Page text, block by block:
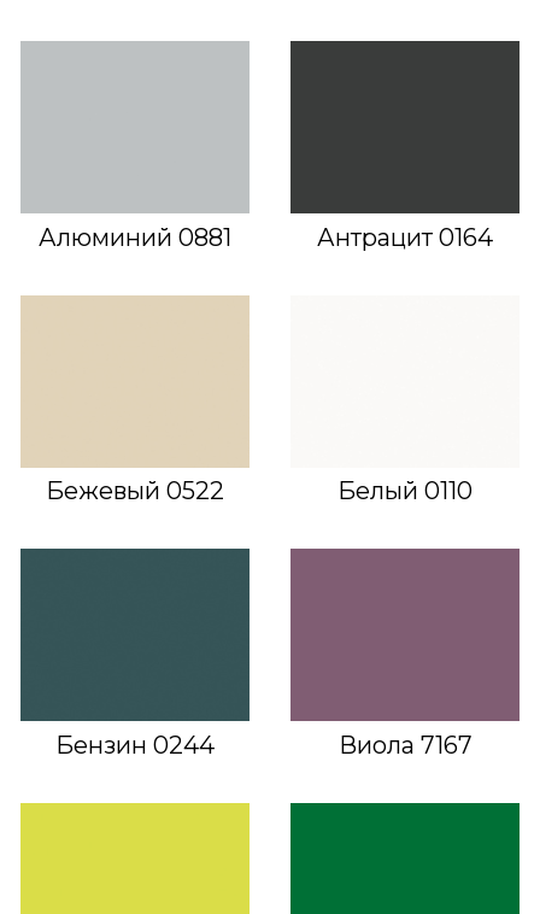
Алюминий 0881 Антрацит 0164
Бежевый 0522 Белый 0110
Бензин 0244 Виола 7167